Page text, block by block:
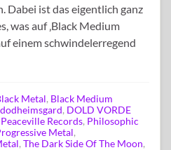
Dabei ist das eigentlich ganz
was auf ‚Black Medium
einem schwindelerregend
Metal, Black Medium
dodheimsgard, DOLD VORDE
Peaceville Records, Philosophic
Metal,
, The Dark Side Of The Moon,